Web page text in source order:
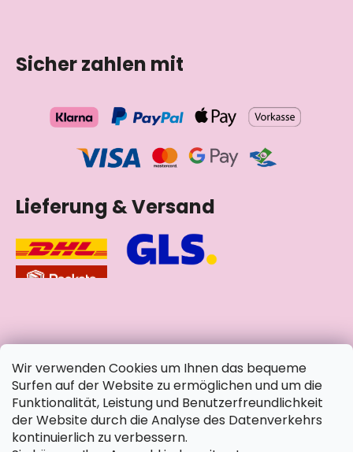
Wir verwenden Cookies um Ihnen das bequeme
Surfen auf der Website zu ermöglichen und um die
Funktionalität, Leistung und Benutzerfreundlichkeit
der Website durch die Analyse des Datenverkehrs
kontinuierlich zu verbessern.
Sicher zahlen mit
Lieferung & Versand
soziale Netzwerke